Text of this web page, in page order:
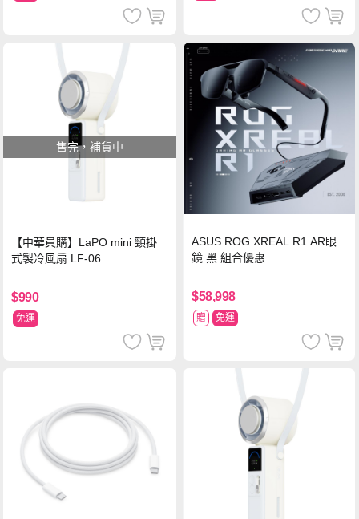
售完，補貨中
【中華員購】LaPO mini 頸掛
式製冷風扇 LF-06
$990
免運
ASUS ROG XREAL R1 AR眼
鏡 黑 組合優惠
$58,998
贈 免運